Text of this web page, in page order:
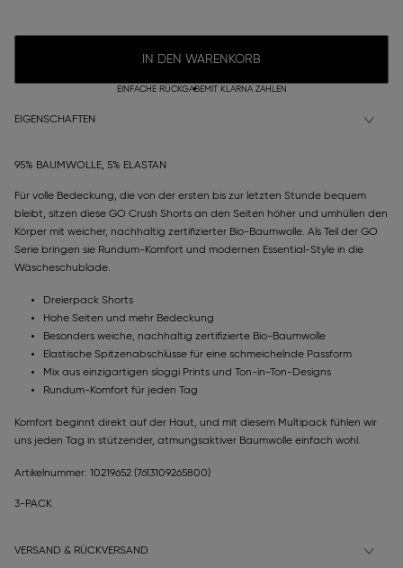
IN DEN WARENKORB
EINFACHE RÜCKGABEMIT KLARNA ZAHLEN
EIGENSCHAFTEN
95% BAUMWOLLE, 5% ELASTAN
Für volle Bedeckung, die von der ersten bis zur letzten Stunde bequem
bleibt, sitzen diese GO Crush Shorts an den Seiten höher und umhüllen den
Körper mit weicher, nachhaltig zertifizierter Bio-Baumwolle. Als Teil der GO
Serie bringen sie Rundum-Komfort und modernen Essential-Style in die
Wäscheschublade.
Dreierpack Shorts
Hohe Seiten und mehr Bedeckung
Besonders weiche, nachhaltig zertifizierte Bio-Baumwolle
Elastische Spitzenabschlüsse für eine schmeichelnde Passform
Mix aus einzigartigen sloggi Prints und Ton-in-Ton-Designs
Rundum-Komfort für jeden Tag
Komfort beginnt direkt auf der Haut, und mit diesem Multipack fühlen wir
uns jeden Tag in stützender, atmungsaktiver Baumwolle einfach wohl.
Artikelnummer: 10219652 (7613109265800)
3-PACK
VERSAND & RÜCKVERSAND